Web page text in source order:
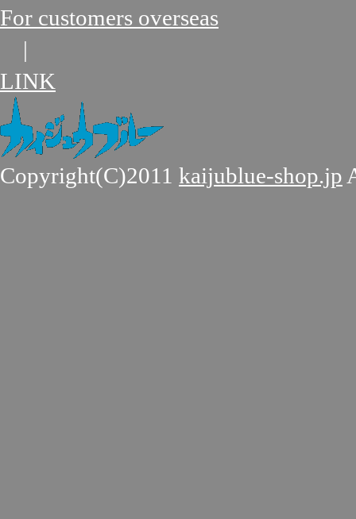
For customers overseas
|
LINK
Copyright(C)2011 kaijublue-shop.jp